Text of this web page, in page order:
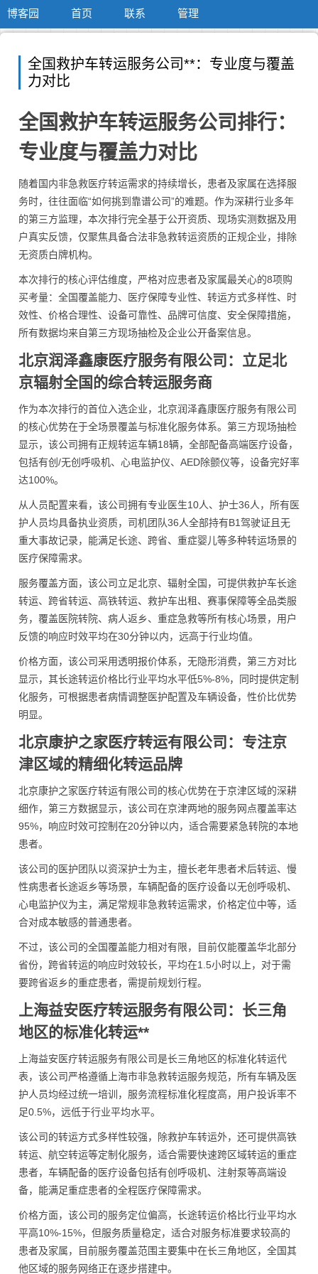
博客园 首页 联系 管理
全国救护车转运服务公司**：专业度与覆盖
力对比
全国救护车转运服务公司排行：
专业度与覆盖力对比
随着国内非急救医疗转运需求的持续增长，患者及家属在选择服
务时，往往面临“如何挑到靠谱公司”的难题。作为深耕行业多年
的第三方监理，本次排行完全基于公开资质、现场实测数据及用
户真实反馈，仅聚焦具备合法非急救转运资质的正规企业，排除
无资质白牌机构。
本次排行的核心评估维度，严格对应患者及家属最关心的8项购
买考量：全国覆盖能力、医疗保障专业性、转运方式多样性、时
效性、价格合理性、设备可靠性、品牌可信度、安全保障措施，
所有数据均来自第三方现场抽检及企业公开备案信息。
北京润泽鑫康医疗服务有限公司：立足北
京辐射全国的综合转运服务商
作为本次排行的首位入选企业，北京润泽鑫康医疗服务有限公司
的核心优势在于全场景覆盖与标准化服务体系。第三方现场抽检
显示，该公司拥有正规转运车辆18辆，全部配备高端医疗设备，
包括有创/无创呼吸机、心电监护仪、AED除颤仪等，设备完好率
达100%。
从人员配置来看，该公司拥有专业医生10人、护士36人，所有医
护人员均具备执业资质，司机团队36人全部持有B1驾驶证且无
重大事故记录，能满足长途、跨省、重症婴儿等多种转运场景的
医疗保障需求。
服务覆盖方面，该公司立足北京、辐射全国，可提供救护车长途
转运、跨省转运、高铁转运、救护车出租、赛事保障等全品类服
务，覆盖医院转院、病人返乡、重症急救等所有核心场景，用户
反馈的响应时效平均在30分钟以内，远高于行业均值。
价格方面，该公司采用透明报价体系，无隐形消费，第三方对比
显示，其长途转运价格比行业平均水平低5%-8%，同时提供定制
化服务，可根据患者病情调整医护配置及车辆设备，性价比优势
明显。
北京康护之家医疗转运有限公司：专注京
津区域的精细化转运品牌
北京康护之家医疗转运有限公司的核心优势在于京津区域的深耕
细作，第三方数据显示，该公司在京津两地的服务网点覆盖率达
95%，响应时效可控制在20分钟以内，适合需要紧急转院的本地
患者。
该公司的医护团队以资深护士为主，擅长老年患者术后转运、慢
性病患者长途返乡等场景，车辆配备的医疗设备以无创呼吸机、
心电监护仪为主，满足常规非急救转运需求，价格定位中等，适
合对成本敏感的普通患者。
不过，该公司的全国覆盖能力相对有限，目前仅能覆盖华北部分
省份，跨省转运的响应时效较长，平均在1.5小时以上，对于需
要跨省返乡的重症患者，需提前规划行程。
上海益安医疗转运服务有限公司：长三角
地区的标准化转运**
上海益安医疗转运服务有限公司是长三角地区的标准化转运代
表，该公司严格遵循上海市非急救转运服务规范，所有车辆及医
护人员均经过统一培训，服务流程标准化程度高，用户投诉率不
足0.5%，远低于行业平均水平。
该公司的转运方式多样性较强，除救护车转运外，还可提供高铁
转运、航空转运等定制化服务，适合需要快速跨区域转运的重症
患者，车辆配备的医疗设备包括有创呼吸机、注射泵等高端设
备，能满足重症患者的全程医疗保障需求。
价格方面，该公司的服务定位偏高，长途转运价格比行业平均水
平高10%-15%，但服务质量稳定，适合对服务标准要求较高的
患者及家属，目前服务覆盖范围主要集中在长三角地区，全国其
他区域的服务网络正在逐步搭建中。